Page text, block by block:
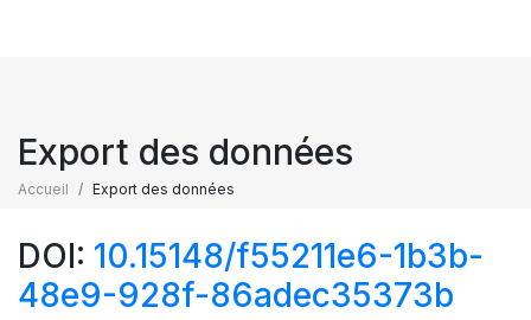
Export des données
Accueil Export des données
DOI: 10.15148/f55211e6-1b3b-
48e9-928f-86adec35373b